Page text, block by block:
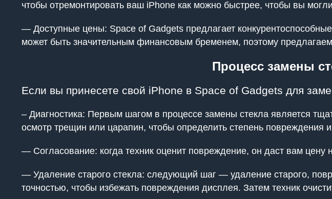
чтобы отремонтировать ваш iPhone как можно быстрее, чтобы вы
— Доступные цены: Space of Gadgets предлагает
может быть значительным финансовым бременем, поэтому
Процесс замены
Если вы принесете свой iPhone в Space of Gadgets для
– Диагностика: Первым шагом в процессе замены стекла является
осмотр трещин или царапин, чтобы определить степень повреждения
— Согласование: когда техник оценит повреждение, он даст вам цену
— Удаление старого стекла: следующий шаг — удаление старого,
точностью, чтобы избежать повреждения дисплея. Затем техник